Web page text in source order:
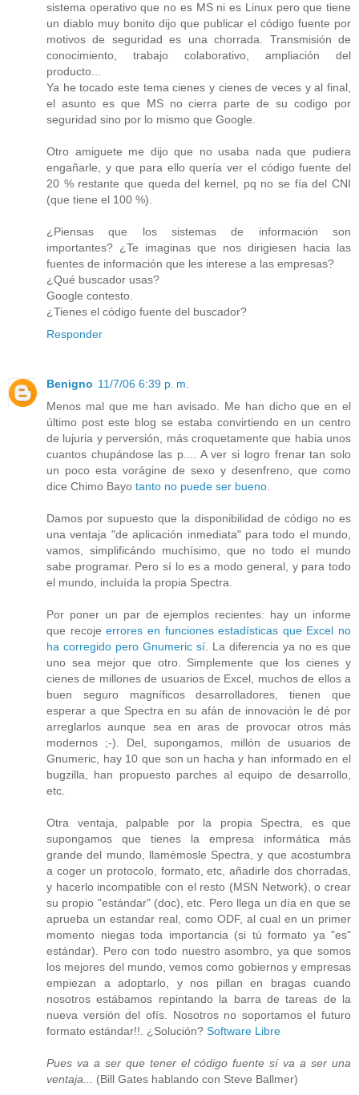
sistema operativo que no es MS ni es Linux pero que tiene
un diablo muy bonito dijo que publicar el código fuente por
motivos de seguridad es una chorrada. Transmisión de
conocimiento, trabajo colaborativo, ampliación del
producto...
Ya he tocado este tema cienes y cienes de veces y al final,
el asunto es que MS no cierra parte de su codigo por
seguridad sino por lo mismo que Google.
Otro amiguete me dijo que no usaba nada que pudiera
engañarle, y que para ello quería ver el código fuente del
20 % restante que queda del kernel, pq no se fía del CNI
(que tiene el 100 %).
¿Piensas que los sistemas de información son
importantes? ¿Te imaginas que nos dirigiesen hacia las
fuentes de información que les interese a las empresas?
¿Qué buscador usas?
Google contesto.
¿Tienes el código fuente del buscador?
Responder
Benigno 11/7/06 6:39 p. m.
Menos mal que me han avisado. Me han dicho que en el
último post este blog se estaba convirtiendo en un centro
de lujuria y perversión, más croquetamente que habia unos
cuantos chupándose las p.... A ver si logro frenar tan solo
un poco esta vorágine de sexo y desenfreno, que como
dice Chimo Bayo tanto no puede ser bueno
Damos por supuesto que la disponibilidad de código no es
una ventaja "de aplicación inmediata" para todo el mundo,
vamos, simplificándo muchísimo, que no todo el mundo
sabe programar. Pero sí lo es a modo general, y para todo
el mundo, incluída la propia Spectra.
Por poner un par de ejemplos recientes: hay un informe
que recojeerrores en funciones estadísticas que Excel no
ha corregido pero Gnumeric sí . La diferencia ya no es que
uno sea mejor que otro. Simplemente que los cienes y
cienes de millones de usuarios de Excel, muchos de ellos a
buen seguro magníficos desarrolladores, tienen que
esperar a que Spectra en su afán de innovación le dé por
arreglarlos aunque sea en aras de provocar otros más
modernos ;-). Del, supongamos, millón de usuarios de
Gnumeric, hay 10 que son un hacha y han informado en el
bugzilla, han propuesto parches al equipo de desarrollo,
etc.
Otra ventaja, palpable por la propia Spectra, es que
supongamos que tienes la empresa informática más
grande del mundo, llamémosle Spectra, y que acostumbra
a coger un protocolo, formato, etc, añadirle dos chorradas,
y hacerlo incompatible con el resto (MSN Network), o crear
su propio "estándar" (doc), etc. Pero llega un día en que se
aprueba un estandar real, como ODF, al cual en un primer
momento niegas toda importancia (si tú formato ya "es"
estándar). Pero con todo nuestro asombro, ya que somos
los mejores del mundo, vemos como gobiernos y empresas
empiezan a adoptarlo, y nos pillan en bragas cuando
nosotros estábamos repintando la barra de tareas de la
nueva versión del ofís. Nosotros no soportamos el futuro
formato estándar!!. ¿Solución? Software Libre
Pues va a ser que tener el código fuente sí va a ser una
ventaja...
(Bill Gates hablando con Steve Ballmer)